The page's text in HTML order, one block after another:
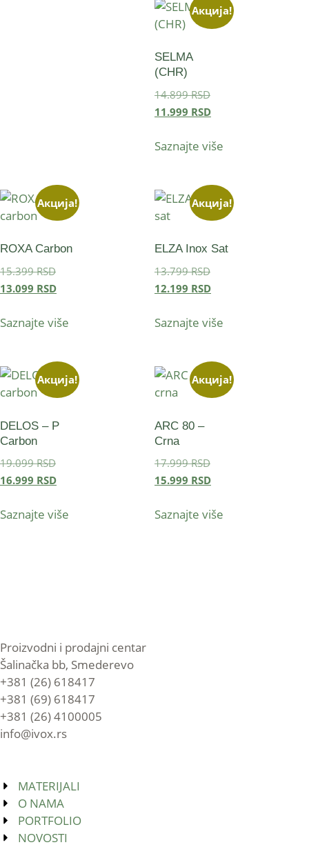
Акција!
SELMA
(CHR)
14.899RSD
11.999 RSD
Saznajte više
Акција!
ROXA Carbon
15.399RSD
13.099 RSD
Saznajte više
Акција!
ELZA Inox Sat
13.799RSD
12.199 RSD
Saznajte više
Акција!
DELOS – P
Carbon
19.099RSD
16.999 RSD
Saznajte više
Акција!
ARC 80 –
Crna
17.999RSD
15.999 RSD
Saznajte više
Proizvodni i prodajni centar
Šalinačka bb, Smederevo
+381 (26) 618417
+381 (69) 618417
+381 (26) 4100005
info@ivox.rs
MATERIJALI
O NAMA
PORTFOLIO
NOVOSTI